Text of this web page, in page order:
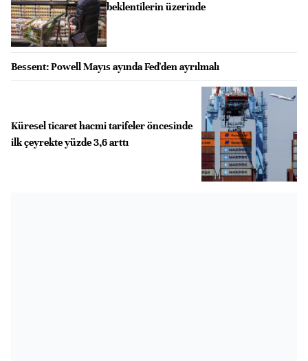
beklentilerin üzerinde
Bessent: Powell Mayıs ayında Fed'den ayrılmalı
Küresel ticaret hacmi tarifeler öncesinde
ilk çeyrekte yüzde 3,6 arttı